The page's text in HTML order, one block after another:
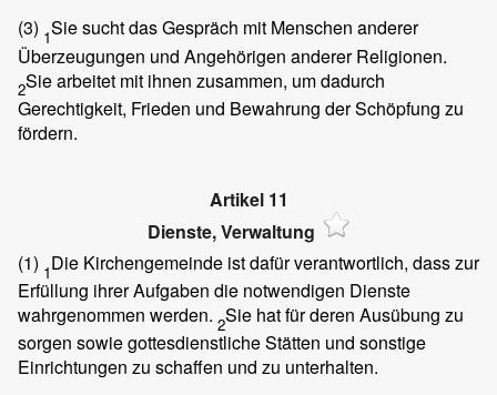
(3) 1Sie sucht das Gespräch mit Menschen anderer
Überzeugungen und Angehörigen anderer Religionen.
2Sie arbeitet mit ihnen zusammen, um dadurch
Gerechtigkeit, Frieden und Bewahrung der Schöpfung zu
fördern.
Artikel 11
Dienste, Verwaltung
(1) 1Die Kirchengemeinde ist dafür verantwortlich, dass zur
Erfüllung ihrer Aufgaben die notwendigen Dienste
wahrgenommen werden. 2Sie hat für deren Ausübung zu
sorgen sowie gottesdienstliche Stätten und sonstige
Einrichtungen zu schaffen und zu unterhalten.